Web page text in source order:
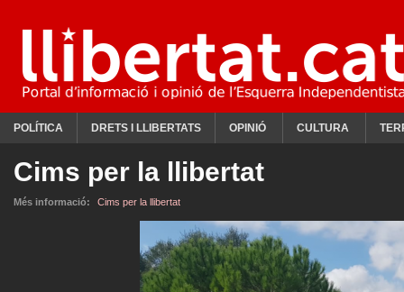
POLÍTICA DRETS I LLIBERTATS OPINIÓ CULTURA
Cims per la llibertat
Més informació: Cims per la llibertat